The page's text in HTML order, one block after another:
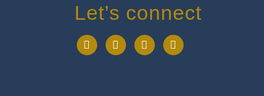
Let’s connect
facebookinstagramlinkedinmail